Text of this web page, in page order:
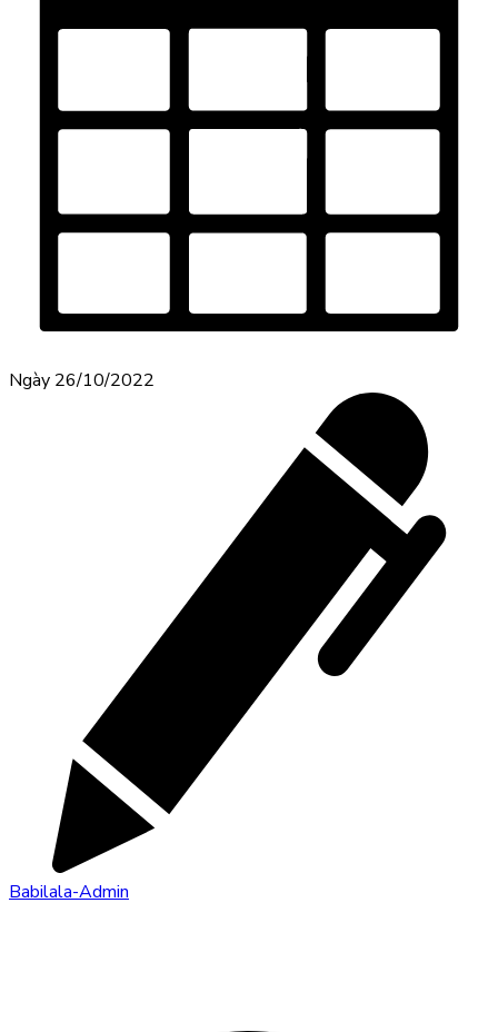
Ngày 26/10/2022
Babilala-Admin